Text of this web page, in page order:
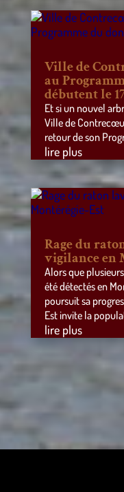
Ville de
au
débutent le
Et si un nouvel
Ville de
retour de son
lire plus
Rage du
vigilance en
Alors que
été détectés en
poursuit sa
Est invite la
lire plus